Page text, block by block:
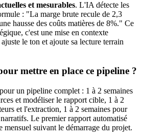
et mesurables. L'IA détecte les
: "La marge brute recule de 2,3
hausse des coûts matières de 8%." Ce
c'est une mise en contexte
le ton et ajoute sa lecture terrain
mettre en place ce pipeline ?
pour un pipeline complet : 1 à 2 semaines
et modéliser le rapport cible, 1 à 2
et l'extraction, 1 à 2 semaines pour
Le premier rapport automatisé
mensuel suivant le démarrage du projet.